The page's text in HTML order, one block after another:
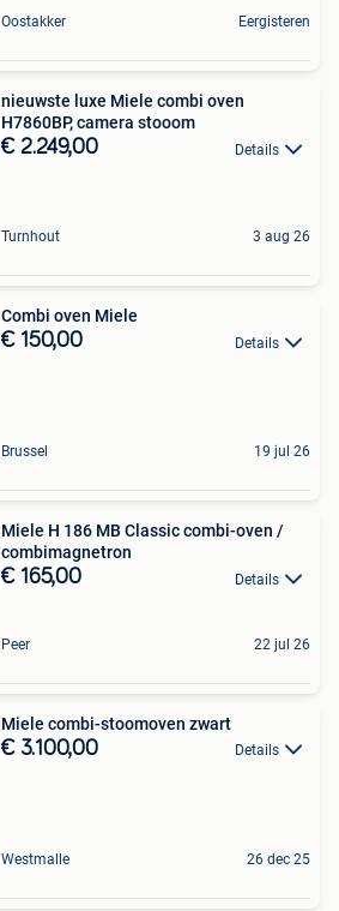
Oostakker Eergisteren
nieuwste luxe Miele combi oven
H7860BP, camera stooom
€ 2.249,00 Details
Turnhout 3 aug 26
Combi oven Miele
€ 150,00 Details
Brussel 19 jul 26
Miele H 186 MB Classic combi-oven /
combimagnetron
€ 165,00 Details
Peer 22 jul 26
Miele combi-stoomoven zwart
€ 3.100,00 Details
Westmalle 26 dec 25